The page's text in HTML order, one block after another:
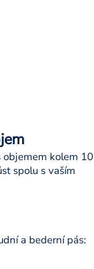
objemem kolem 10
spolu s vaším
a bederní pás: